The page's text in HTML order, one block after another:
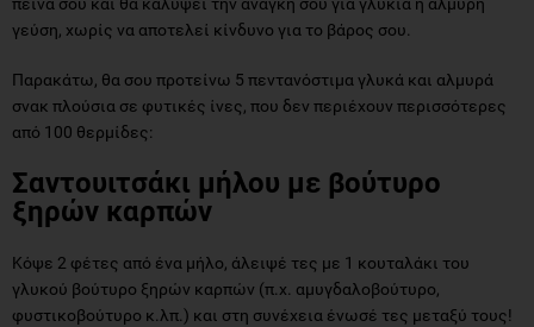
γεύση, χωρίς να αποτελεί κίνδυνο για το βάρος σου.
Παρακάτω, θα σου προτείνω 5 πεντανόστιμα γλυκά και αλμυρά
σνακ πλούσια σε φυτικές ίνες, που δεν περιέχουν περισσότερες
από 100 θερμίδες:
Σαντουιτσάκι μήλου με βούτυρο
ξηρών καρπών
Κόψε 2 φέτες από ένα μήλο, άλειψέ τες με 1 κουταλάκι του
γλυκού βούτυρο ξηρών καρπών (π.χ. αμυγδαλοβούτυρο,
φυστικοβούτυρο κ.λπ.) και στη συνέχεια ένωσέ τες μεταξύ τους!